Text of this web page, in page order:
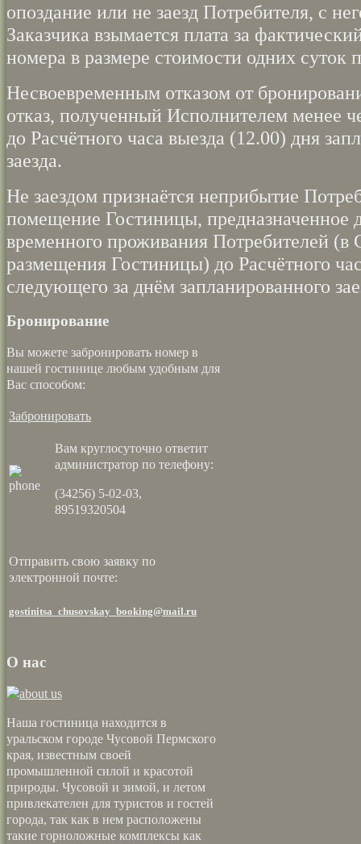
опоздание или не заезд Потребителя, с
Заказчика взымается плата за
номера в размере стоимости одних суток
Несвоевременным отказом от
отказ, полученный Исполнителем менее
до Расчётного часа выезда (12.00) дня
заезда.
Не заездом признаётся неприбытие
помещение Гостиницы, предназначенное
временного проживания Потребителей (в
размещения Гостиницы) до Расчётного
следующего за днём запланированного
Бронирование
Вы можете забронировать номер в
нашей гостинице любым удобным для
Вас способом:
Забронировать
Вам круглосуточно ответит
администратор по телефону:
(34256) 5-02-03,
89519320504
Отправить свою заявку по
электронной почте:
gostinitsa_chusovskay_booking@mail.ru
О нас
Наша гостиница находится в
уральском городе Чусовой Пермского
края, известным своей
промышленной силой и красотой
природы. Чусовой и зимой, и летом
привлекателен для туристов и гостей
города, так как в нем расположены
такие горноложные комплексы как